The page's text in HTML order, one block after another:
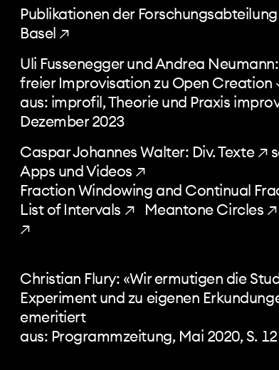
Publikationen der
Basel ↗
Uli Fussenegger und Andrea
freier Improvisation zu Open Creation
aus: improfil, Theorie und Praxis
Dezember 2023
Caspar Johannes Walter: Div. Texte ↗
Apps und Videos ↗
Fraction Windowing and Continual
List of Intervals ↗ Meantone Circles ↗
↗
Christian Flury: «Wir ermutigen die
Experiment und zu eigenen
emeritiert
aus: Programmzeitung, Mai 2020, S. 12